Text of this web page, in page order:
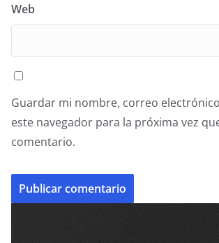
Web
Guardar mi nombre, correo
este navegador para la próxima vez
comentario.